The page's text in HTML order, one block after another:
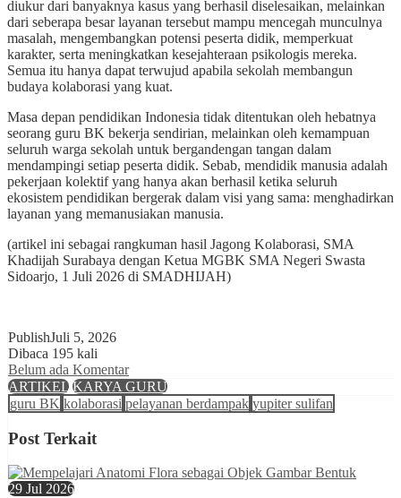
diukur dari banyaknya kasus yang berhasil diselesaikan, melainkan
dari seberapa besar layanan tersebut mampu mencegah munculnya
masalah, mengembangkan potensi peserta didik, memperkuat
karakter, serta meningkatkan kesejahteraan psikologis mereka.
Semua itu hanya dapat terwujud apabila sekolah membangun
budaya kolaborasi yang kuat.
Masa depan pendidikan Indonesia tidak ditentukan oleh hebatnya
seorang guru BK bekerja sendirian, melainkan oleh kemampuan
seluruh warga sekolah untuk bergandengan tangan dalam
mendampingi setiap peserta didik. Sebab, mendidik manusia adalah
pekerjaan kolektif yang hanya akan berhasil ketika seluruh
ekosistem pendidikan bergerak dalam visi yang sama: menghadirkan
layanan yang memanusiakan manusia.
(artikel ini sebagai rangkuman hasil Jagong Kolaborasi, SMA
Khadijah Surabaya dengan Ketua MGBK SMA Negeri Swasta
Sidoarjo, 1 Juli 2026 di SMADHIJAH)
PublishJuli 5, 2026
Dibaca 195 kali
Belum ada Komentar
ARTIKEL KARYA GURU
guru BK kolaborasi pelayanan berdampak yupiter sulifan
Post Terkait
29 Jul 2026